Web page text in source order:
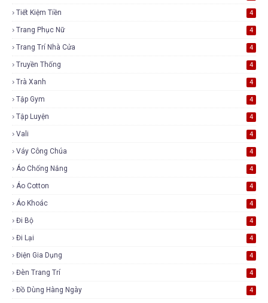
Tiết Kiệm Tiền 4
Trang Phục Nữ 4
Trang Trí Nhà Cửa 4
Truyền Thống 4
Trà Xanh 4
Tập Gym 4
Tập Luyện 4
Vali 4
Váy Công Chúa 4
Áo Chống Nắng 4
Áo Cotton 4
Áo Khoác 4
Đi Bộ 4
Đi Lại 4
Điện Gia Dụng 4
Đèn Trang Trí 4
Đồ Dùng Hàng Ngày 4